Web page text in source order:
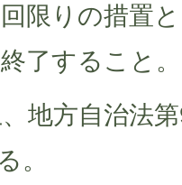
回限りの措置
終了すること。
、地方自治法
。